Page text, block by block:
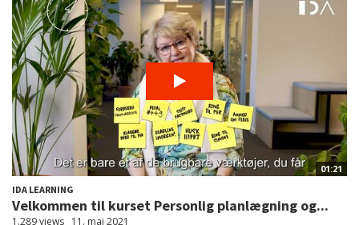
01:21
IDA LEARNING
Velkommen til kurset Personlig planlægning og...
1.289 views 11. maj 2021